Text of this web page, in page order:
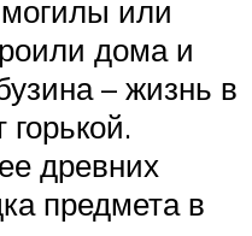
или
дома и
– жизнь в
древних
предмета в